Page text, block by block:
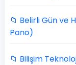
📁 Belirli Gün ve
Pano)
📁 Bilişim